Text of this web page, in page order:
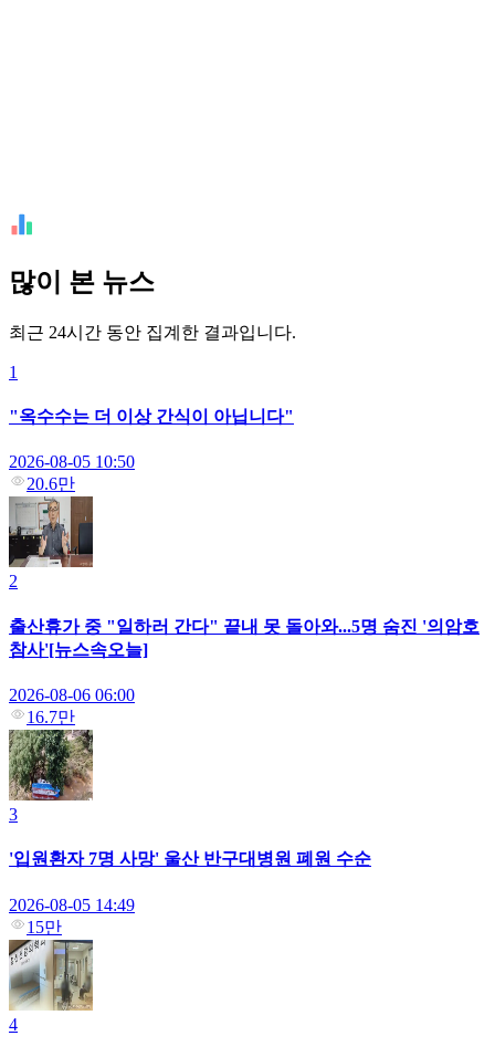
많이 본 뉴스
최근 24시간 동안 집계한 결과입니다.
1
"옥수수는 더 이상 간식이 아닙니다"
2026-08-05 10:50
20.6만
2
출산휴가 중 "일하러 간다" 끝내 못 돌아와...5명 숨진 '의암호
참사'[뉴스속오늘]
2026-08-06 06:00
16.7만
3
'입원환자 7명 사망' 울산 반구대병원 폐원 수순
2026-08-05 14:49
15만
4